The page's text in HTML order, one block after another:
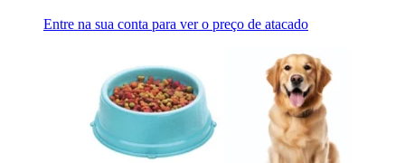
Entre na sua conta para ver o preço de atacado